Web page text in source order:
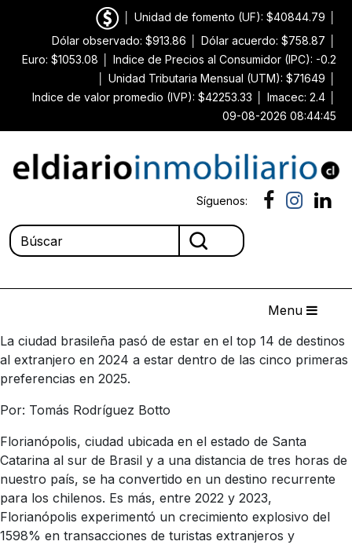
Unidad de fomento (UF): $40844.79
Dólar observado: $913.86
Dólar acuerdo: $758.87
Euro: $1053.08
Indice de Precios al Consumidor (IPC): -0.2
Unidad Tributaria Mensual (UTM): $71649
Indice de valor promedio (IVP): $42253.33
Imacec: 2.4
09-08-2026 08:44:45
Síguenos:
Menu
La ciudad brasileña pasó de estar en el top 14 de destinos
al extranjero en 2024 a estar dentro de las cinco primeras
preferencias en 2025.
Por: Tomás Rodríguez Botto
Florianópolis, ciudad ubicada en el estado de Santa
Catarina al sur de Brasil y a una distancia de tres horas de
nuestro país, se ha convertido en un destino recurrente
para los chilenos. Es más, entre 2022 y 2023,
Florianópolis experimentó un crecimiento explosivo del
1598% en transacciones de turistas extranjeros y